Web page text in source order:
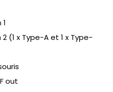
2 (1 x Type-A et 1 x Type-
out